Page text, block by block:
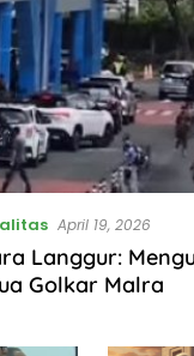
April 19, 2026
Langgur:
Golkar Malra